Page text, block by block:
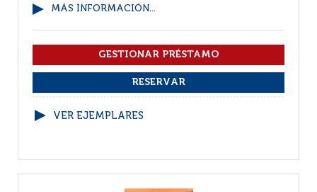
MÁS INFORMACIÓN...
VER EJEMPLARES